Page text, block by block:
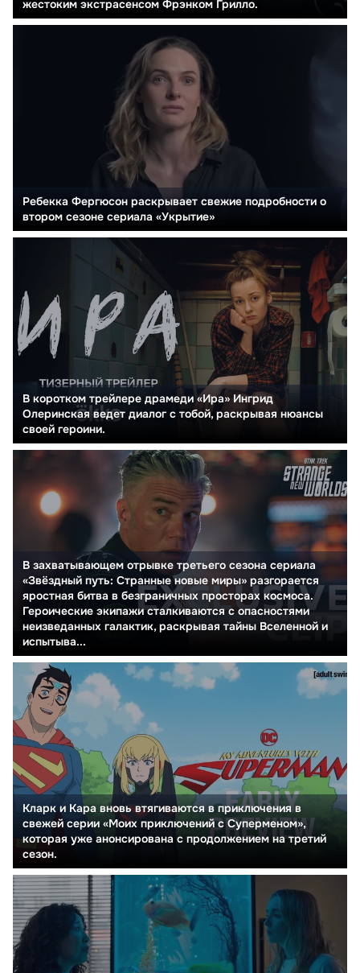
жестоким экстрасенсом Фрэнком Грилло.
Ребекка Фергюсон раскрывает свежие подробности о
втором сезоне сериала «Укрытие»
В коротком трейлере драмеди «Ира» Ингрид
Олеринская ведет диалог с тобой, раскрывая нюансы
своей героини.
В захватывающем отрывке третьего сезона сериала
«Звёздный путь: Странные новые миры» разгорается
яростная битва в безграничных просторах космоса.
Героические экипажи сталкиваются с опасностями
неизведанных галактик, раскрывая тайны Вселенной и
испытыва...
Кларк и Кара вновь втягиваются в приключения в
свежей серии «Моих приключений с Суперменом»,
которая уже анонсирована с продолжением на третий
сезон.